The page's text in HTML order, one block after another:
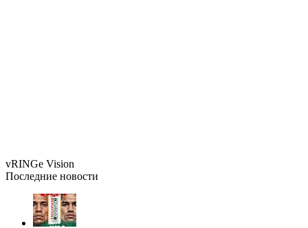
vRINGe Vision
Последние новости